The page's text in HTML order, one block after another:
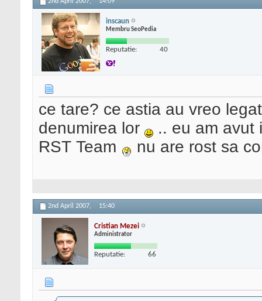
inscaun
Membru SeoPedia
Reputatie: 40
ce tare? ce astia au vreo
denumirea lor
.. eu am avut
RST Team
nu are rost sa
2nd April 2007, 15:40
Cristian Mezei
Administrator
Reputatie: 66